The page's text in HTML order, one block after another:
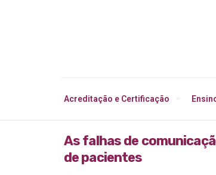
Acreditação e Certificação
As falhas de
de pacientes